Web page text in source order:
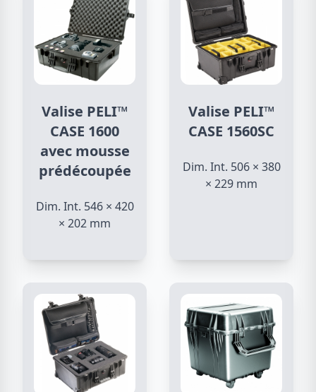
Valise PELI™
CASE 1600
avec mousse
prédécoupée
Dim. Int. 546 × 420
× 202 mm
Valise PELI™
CASE 1560SC
Dim. Int. 506 × 380
× 229 mm